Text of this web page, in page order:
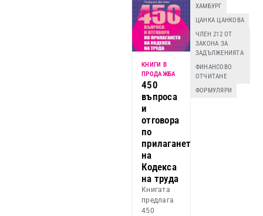
КНИГИ В
ПРОДАЖБА
450
въпроса
и
отговора
по
прилагането
на
Кодекса
на труда
Книгата
предлага
450
ХАМБУРГ
ЦАНКА ЦАНКОВА
ЧЛЕН 212 ОТ
ЗАКОНА ЗА
ЗАДЪЛЖЕНИЯТА
ФИНАНСОВО
ОТЧИТАНЕ
ФОРМУЛЯРИ